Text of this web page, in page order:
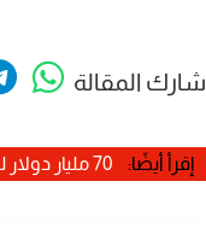
شارك المقالة
إقرأ أيضًا: 70 مليار دولار لحماية الحدود: مجلس الشيوخ يتغلب على معارضة الديمقراطيين